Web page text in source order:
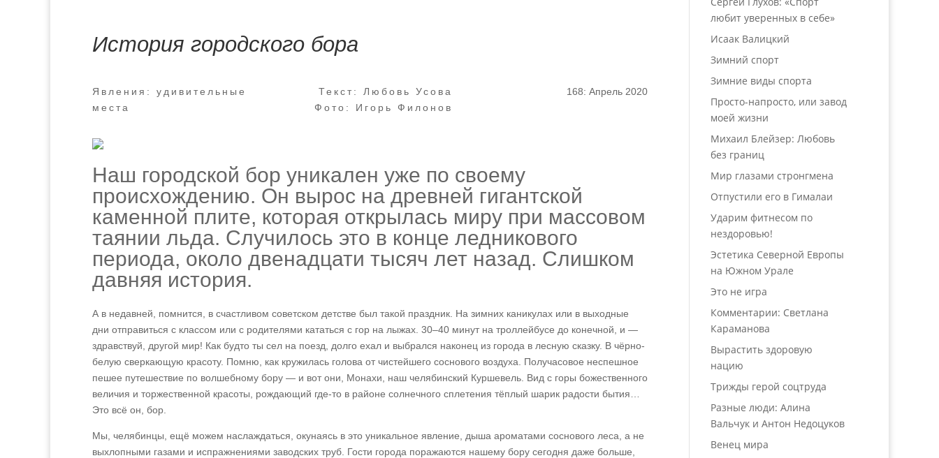
История городского бора
Явления: удивительные
места
Текст: Любовь Усова
Фото: Игорь Филонов
168: Апрель 2020
Наш городской бор уникален уже по своему
происхождению. Он вырос на древней гигантской
каменной плите, которая открылась миру при массовом
таянии льда. Случилось это в конце ледникового
периода, около двенадцати тысяч лет назад. Слишком
давняя история.
А в недавней, помнится, в счастливом советском детстве был такой праздник. На зимних каникулах или в выходные
дни отправиться с классом или с родителями кататься с гор на лыжах. 30–40 минут на троллейбусе до конечной, и —
здравствуй, другой мир! Как будто ты сел на поезд, долго ехал и выбрался наконец из города в лесную сказку. В чёрно-
белую сверкающую красоту. Помню, как кружилась голова от чистейшего соснового воздуха. Получасовое неспешное
пешее путешествие по волшебному бору — и вот они, Монахи, наш челябинский Куршевель. Вид с горы божественного
величия и торжественной красоты, рождающий где-то в районе солнечного сплетения тёплый шарик радости бытия…
Это всё он, бор.
Мы, челябинцы, ещё можем наслаждаться, окунаясь в это уникальное явление, дыша ароматами соснового леса, а не
выхлопными газами и испражнениями заводских труб. Гости города поражаются нашему бору сегодня даже больше,
любит уверенных в себе»
Исаак Валицкий
Зимний спорт
Зимние виды спорта
Просто-напросто, или завод
моей жизни
Михаил Блейзер: Любовь
без границ
Мир глазами стронгмена
Отпустили его в Гималаи
Ударим фитнесом по
нездоровью!
Эстетика Северной Европы
на Южном Урале
Это не игра
Комментарии: Светлана
Караманова
Вырастить здоровую
нацию
Трижды герой соцтруда
Разные люди: Алина
Вальчук и Антон Недоцуков
Венец мира